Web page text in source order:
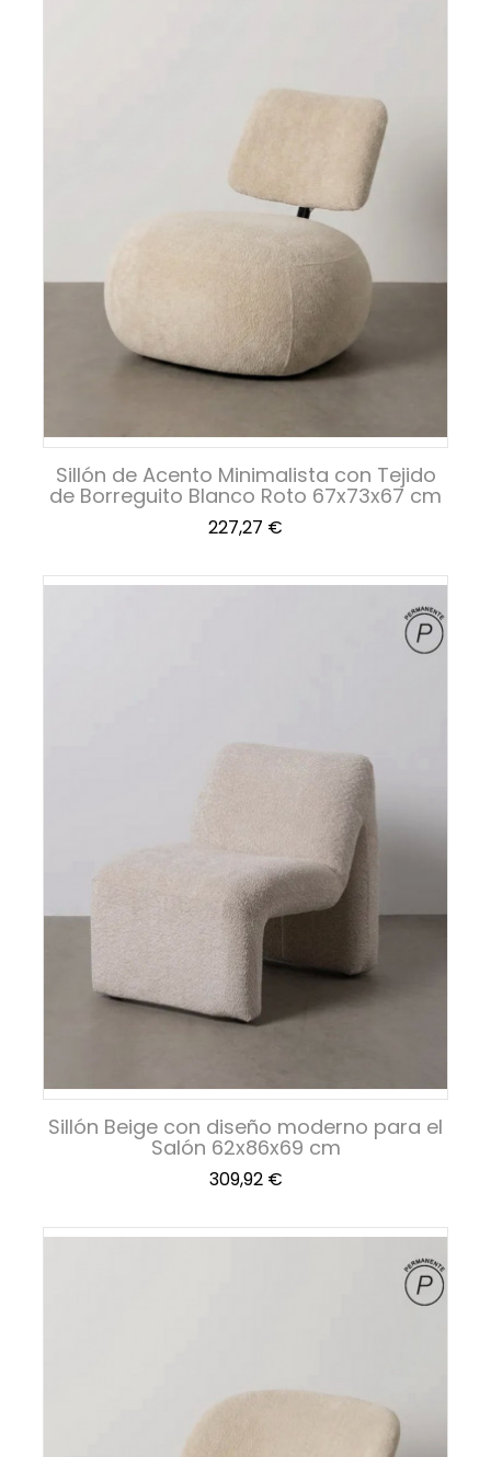
Sillón de Acento Minimalista con Tejido
de Borreguito Blanco Roto 67x73x67 cm
Precio
227,27 €
Sillón Beige con diseño moderno para el
Salón 62x86x69 cm
Precio
309,92 €